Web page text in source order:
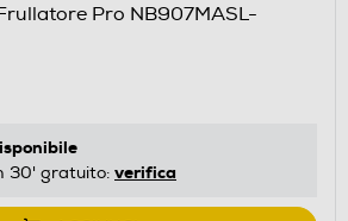
Pro NB907MASL-
30' gratuito: verifica